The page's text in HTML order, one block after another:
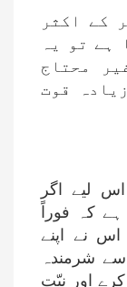
کے اکثر
تو یہ
محتاج
قوت
لیے اگر
کہ فوراً
نے اپنے
شرمندہ
اور نیّت